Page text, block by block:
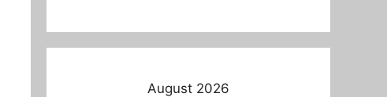
August 2026